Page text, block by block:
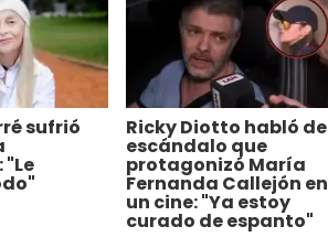
sufrió Ricky Diotto habló
escándalo que
protagonizó María
Fernanda Callejón en
un cine: "Ya estoy
curado de espanto"